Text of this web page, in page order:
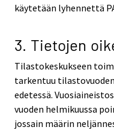
käytetään lyhennettä
3. Tietojen
Tilastokeskukseen
tarkentuu
edetessä.
vuoden helmikuussa
jossain määrin